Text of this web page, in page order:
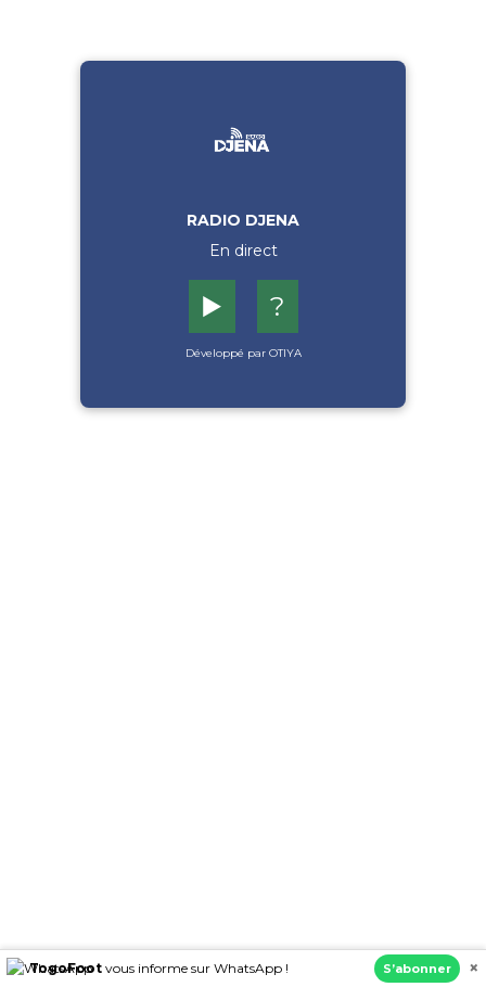
RADIO DJENA
En direct
▶️ ?
Développé par OTIYA
TogoFoot vous informe sur WhatsApp ! S’abonner ×